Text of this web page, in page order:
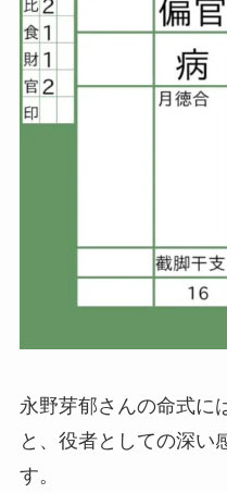
永野芽郁さんの命式に
と、役者としての深い
す。